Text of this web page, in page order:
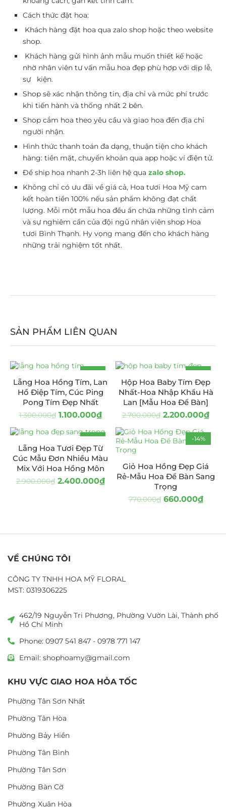
Cách thức đặt hoa:
Khách hàng đặt hoa qua zalo shop hoặc theo website
shop.
Khách hàng gửi hình ảnh mẫu muốn thiết kế hoặc
nhờ nhân viên tư vấn mẫu hoa đẹp phù hợp với dịp lễ,
sự kiện.
Shop sẽ xác nhận thông tin, địa chỉ và mức phí trước
khi tiến hành và thống nhất 2 bên.
Shop cắm hoa theo yêu cầu và giao hoa đến địa chỉ
người nhận.
Hình thức thanh toán đa dạng, thuận tiện cho khách
hàng: tiền mặt, chuyển khoản qua app hoặc ví điện tử.
Để ship hoa nhanh 2-3h liên hệ qua zalo shop.
Không chỉ có ưu đãi về giá cả, Hoa tươi Hoa Mỹ cam
kết hoàn tiền 100% nếu sản phẩm không đạt chất
lượng. Mỗi một mẫu hoa đều ẩn chứa những tình cảm
và sự nghiêm cẩn của đội ngũ nhân viên shop Hoa
tươi Bình Thạnh. Hy vọng mang đến cho khách hàng
những trải nghiệm tốt nhất.
SẢN PHẨM LIÊN QUAN
-15%
Lẵng Hoa Hồng Tím, Lan
Hồ Điệp Tím, Cúc Ping
Pong Tím Đẹp Nhất
1.300.000₫ 1.100.000₫
-19%
Hộp Hoa Baby Tím Đẹp
Nhất-Hoa Nhập Khẩu Hà
Lan [Mẫu Hoa Để Bàn]
2.700.000₫ 2.200.000₫
-17%
Lẵng Hoa Tươi Đẹp Từ
Cúc Mẫu Đơn Nhiều Màu
Mix Với Hoa Hồng Môn
2.900.000₫ 2.400.000₫
-14%
Giỏ Hoa Hồng Đẹp Giá
Rẻ-Mẫu Hoa Để Bàn Sang
Trọng
770.000₫ 660.000₫
VỀ CHÚNG TÔI
CÔNG TY TNHH HOA MỸ FLORAL
MST: 0319306225
462/19 Nguyễn Tri Phương, Phường Vườn Lài, Thành phố
Hồ Chí Minh
Phone: 0907 541 847 - 0978 771 147
Email: shophoamy@gmail.com
KHU VỰC GIAO HOA HỎA TỐC
Phường Tân Sơn Nhất
Phường Tân Hòa
Phường Bảy Hiền
Phường Tân Bình
Phường Tân Sơn
Phường Bàn Cờ
Phường Xuân Hòa